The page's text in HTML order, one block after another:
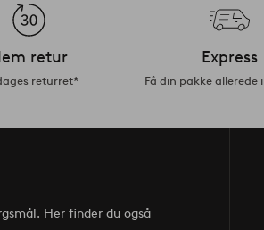
retur
returret*
Express
Få din pakke allerede
Her finder du også